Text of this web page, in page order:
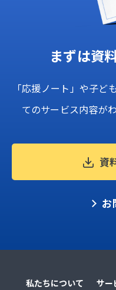
まずは資
「応援ノート」 や子ど
てのサービス内容が
資
お
私たちについて サー